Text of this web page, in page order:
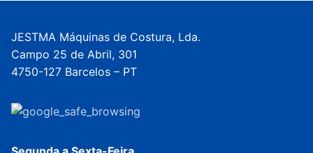
JESTMA Máquinas de Costura, Lda.
Campo 25 de Abril, 301
4750-127 Barcelos – PT